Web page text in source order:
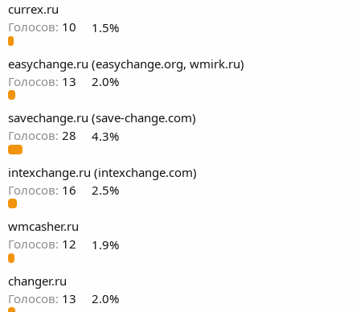
currex.ru
Голосов: 10 1.5%
easychange.ru (easychange.org, wmirk.ru)
Голосов: 13 2.0%
savechange.ru (save-change.com)
Голосов: 28 4.3%
intexchange.ru (intexchange.com)
Голосов: 16 2.5%
wmcasher.ru
Голосов: 12 1.9%
changer.ru
Голосов: 13 2.0%